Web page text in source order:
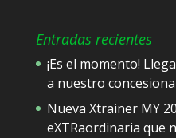
Entradas recientes
¡Es el momento!
a nuestro
Nueva Xtrainer MY
eXTRaordinaria que